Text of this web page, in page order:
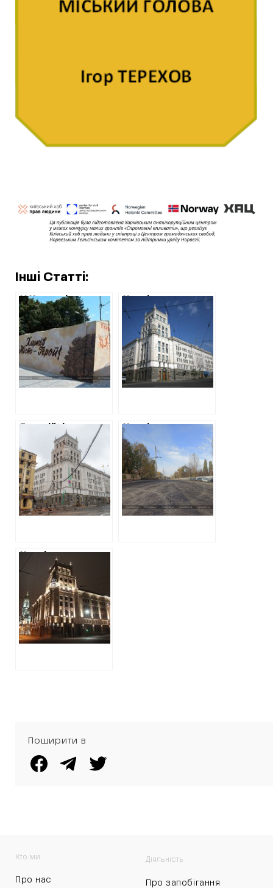
Інші Статті:
У Харкові уклали
договори на
встановлення ще
дев’яти зупинок-
укриттів
загальною
вартістю 7
мільйонів
Харківська
міськрада
витратить майже
3,5 мільйони на
піар своєї
діяльності в
електронних ЗМІ
Енергійні
менеджери для
Терехова
Харківська
міськрада уклала
три договори на
112 мільйонів
щодо ремонту
Весніна
Харківська
міськрада
витратить майже
2,5 мільйони на
піар своєї
діяльності на
радіо
Поширити в
Хто ми
Про нас
Діяльність
Про запобігання